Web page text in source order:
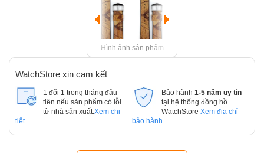
Hình ảnh sản phẩm
WatchStore xin cam kết
1 đổi 1 trong tháng đầu
tiên nếu sản phẩm có lỗi
từ nhà sản xuất. Xem chi
tiết
Bảo hành 1-5 năm uy tín
tại hệ thống đồng hồ
WatchStore Xem địa chỉ
bảo hành